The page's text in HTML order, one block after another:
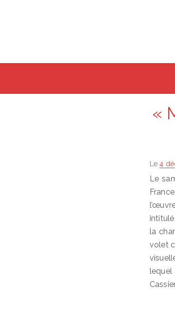
«
Le4
Le
la
volet